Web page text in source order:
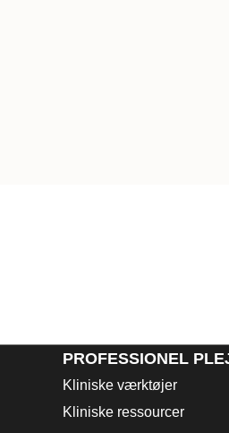
PROFESSIONEL
Kliniske værktøjer
Kliniske ressourcer